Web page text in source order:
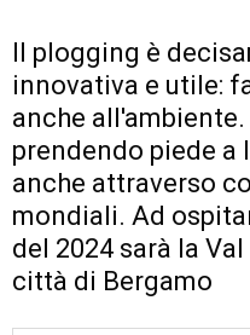
Il plogging è
innovativa e utile:
anche
prendendo piede
anche attraverso
mondiali. Ad
del 2024 sarà la
città di Bergamo